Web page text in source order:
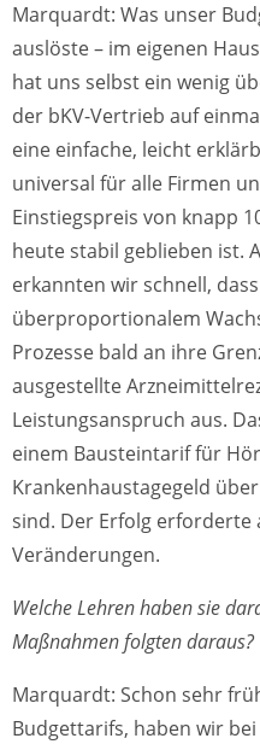
Marquardt: Was unser
auslöste – im eigenen
hat uns selbst ein wenig
der bKV-Vertrieb auf
eine einfache, leicht
universal für alle Firmen
Einstiegspreis von knapp
heute stabil geblieben ist.
erkannten wir schnell,
überproportionalem
Prozesse bald an ihre
ausgestellte
Leistungsanspruch aus.
einem Bausteintarif für
Krankenhaustagegeld
sind. Der Erfolg erforderte
Veränderungen.
Welche Lehren haben sie
Maßnahmen folgten daraus?
Marquardt: Schon sehr
Budgettarifs, haben wir